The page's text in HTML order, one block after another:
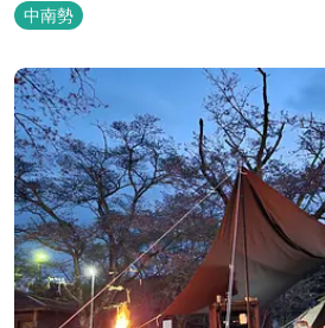
像させる”風穴”などがあり、自然が豊かなスポ
備。テントサウナもご利用いただけます
した「阿曽温泉」もあります。
中南勢